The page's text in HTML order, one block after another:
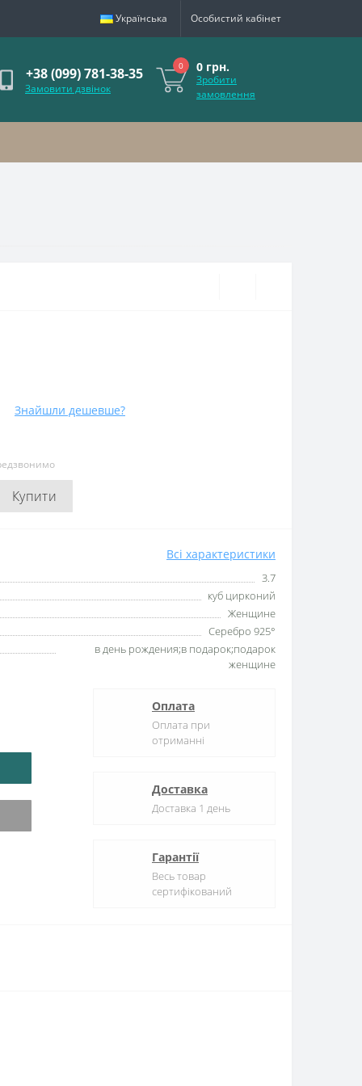
Українська Особистий кабінет
+38 (099) 781-38-35
Замовити дзвінок
0 0 грн.
Зробити
замовлення
Знайшли дешевше?
Купити
Всі характеристики
3.7
куб цирконий
Женщине
Серебро 925°
в день рождения;в подарок;подарок
женщине
Оплата
Оплата при
отриманні
Доставка
Доставка 1 день
Гарантії
Весь товар
сертифікований